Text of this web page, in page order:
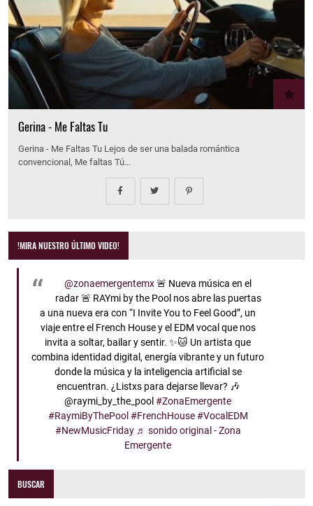
Gerina - Me Faltas Tu
Gerina - Me Faltas Tu Lejos de ser una balada romántica
convencional, Me faltas Tú…
!MIRA NUESTRO ÚLTIMO VIDEO!
@zonaemergentemx🚨 Nueva música en el
radar 🚨 RAYmi by the Pool nos abre las puertas
a una nueva era con “I Invite You to Feel Good”, un
viaje entre el French House y el EDM vocal que nos
invita a soltar, bailar y sentir. ✨🐱 Un artista que
combina identidad digital, energía vibrante y un futuro
donde la música y la inteligencia artificial se
encuentran. ¿Listxs para dejarse llevar? 🎶
@raymi_by_the_pool#ZonaEmergente
#RaymiByThePool #FrenchHouse #VocalEDM
#NewMusicFriday ♬ sonido original - Zona
Emergente
BUSCAR